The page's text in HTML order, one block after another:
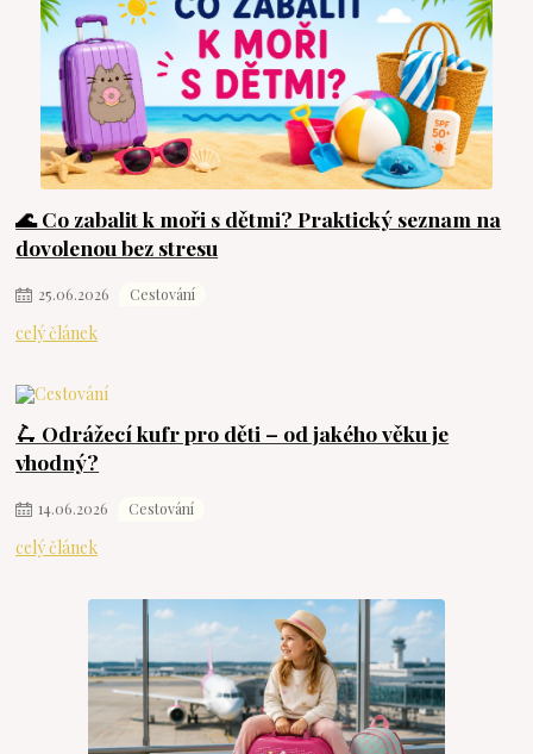
🌊 Co zabalit k moři s dětmi? Praktický seznam na
dovolenou bez stresu
25.06.2026 Cestování
celý článek
🛴 Odrážecí kufr pro děti – od jakého věku je
vhodný?
14.06.2026 Cestování
celý článek